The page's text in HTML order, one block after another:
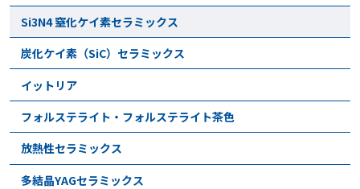
Si3N4 窒化ケイ素セラミックス
炭化ケイ素（SiC）セラミックス
イットリア
フォルステライト・フォルステライト茶色
放熱性セラミックス
多結晶YAGセラミックス